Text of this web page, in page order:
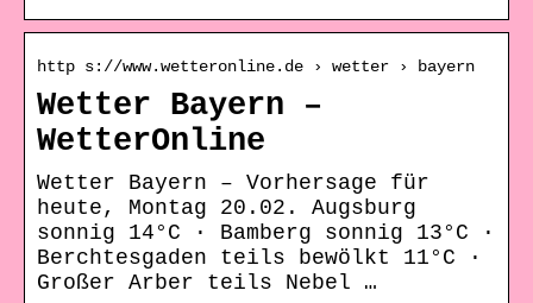
http s://www.wetteronline.de › wetter › bayern
Wetter Bayern –
WetterOnline
Wetter Bayern – Vorhersage für
heute, Montag 20.02. Augsburg
sonnig 14°C · Bamberg sonnig 13°C ·
Berchtesgaden teils bewölkt 11°C ·
Großer Arber teils Nebel …